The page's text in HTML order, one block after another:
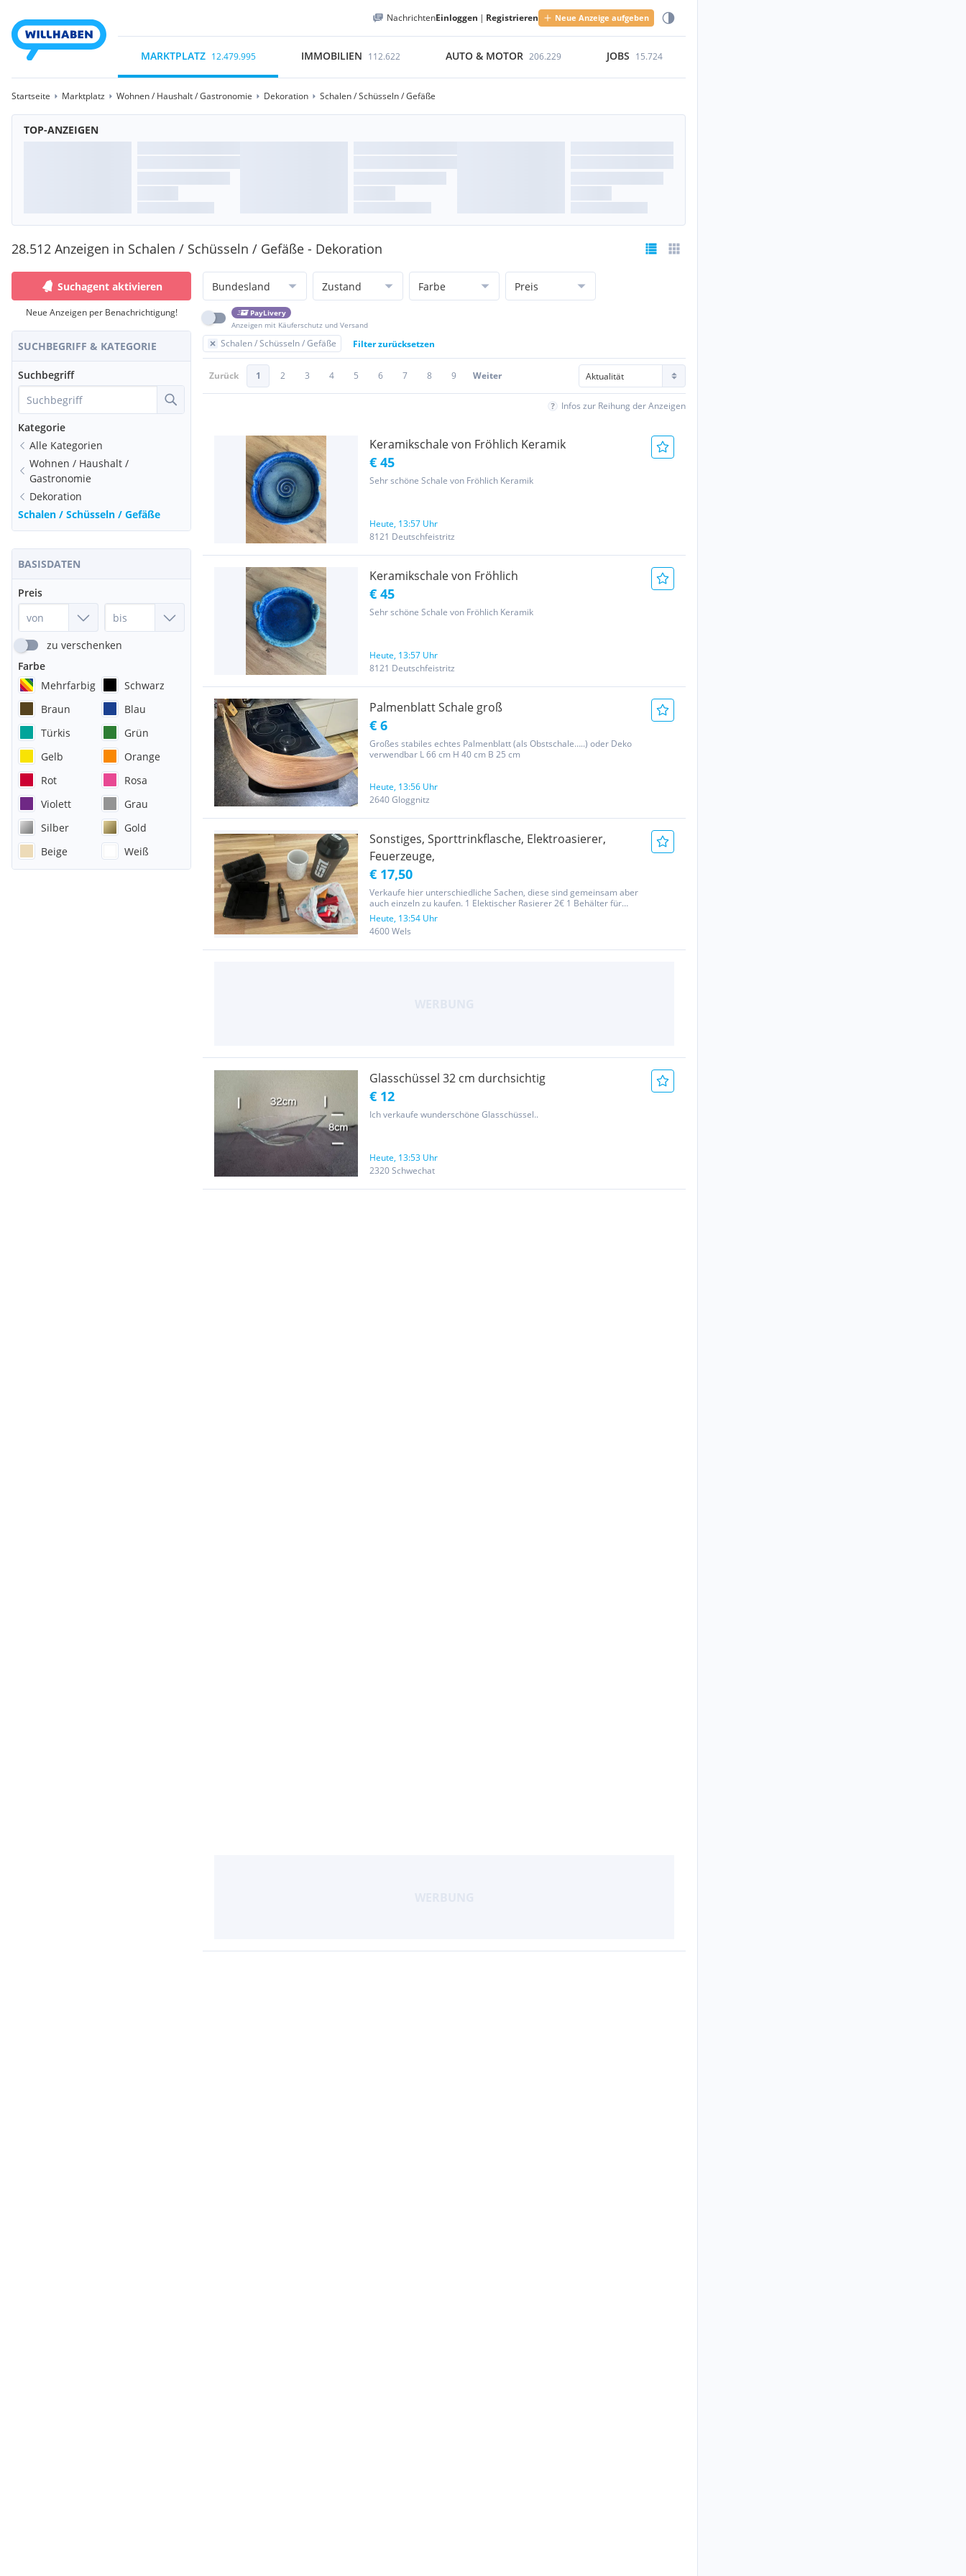
NachrichtenEinloggen | Registrieren Neue Anzeige aufgeben
MARKTPLATZ 12.479.995 IMMOBILIEN 112.622 AUTO & MOTOR 206.229 JOBS 15.724
Startseite Marktplatz Wohnen / Haushalt / Gastronomie Dekoration Schalen / Schüsseln / Gefäße
TOP-ANZEIGEN
28.512 Anzeigen in Schalen / Schüsseln / Gefäße - Dekoration
Suchagent aktivieren
Neue Anzeigen per Benachrichtigung!
SUCHBEGRIFF & KATEGORIE
Suchbegriff
Kategorie
Alle Kategorien
Wohnen / Haushalt /
Gastronomie
Dekoration
Schalen / Schüsseln / Gefäße
BASISDATEN
Preis
zu verschenken
Farbe
Mehrfarbig
Schwarz
Braun
Blau
Türkis
Grün
Gelb
Orange
Rot
Rosa
Violett
Grau
Silber
Gold
Beige
Weiß
Bundesland Zustand Farbe Preis
PayLivery
Anzeigen mit Käuferschutz und Versand
Schalen / Schüsseln / Gefäße Filter zurücksetzen
Zurück 1 2 3 4 5 6 7 8 9 Weiter
Infos zur Reihung der Anzeigen
Keramikschale von Fröhlich Keramik
€ 45
Sehr schöne Schale von Fröhlich Keramik
Heute, 13:57 Uhr
8121 Deutschfeistritz
Keramikschale von Fröhlich
€ 45
Sehr schöne Schale von Fröhlich Keramik
Heute, 13:57 Uhr
8121 Deutschfeistritz
Palmenblatt Schale groß
€ 6
Großes stabiles echtes Palmenblatt (als Obstschale…..) oder Deko
verwendbar L 66 cm H 40 cm B 25 cm
Heute, 13:56 Uhr
2640 Gloggnitz
Sonstiges, Sporttrinkflasche, Elektroasierer,
Feuerzeuge,
€ 17,50
Verkaufe hier unterschiedliche Sachen, diese sind gemeinsam aber
auch einzeln zu kaufen. 1 Elektischer Rasierer 2€ 1 Behälter für
Zahnbürste etc. 1€ 1 ESN Shaker 1€ 2 kleine
AufbewahrungsKörbchen zusammen 1,50€ 24 Feuerzeuge pro
Stück 50cent
Heute, 13:54 Uhr
4600 Wels
Glasschüssel 32 cm durchsichtig
€ 12
Ich verkaufe wunderschöne Glasschüssel..
Heute, 13:53 Uhr
2320 Schwechat